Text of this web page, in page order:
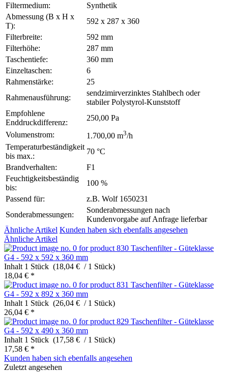
Filtermedium:
Synthetik
Abmessung (B x H x
T):
592 x 287 x 360
Filterbreite:
592 mm
Filterhöhe:
287 mm
Taschentiefe:
360 mm
Einzeltaschen:
6
Rahmenstärke:
25
Rahmenausführung:
sendzimirverzinktes Stahlbech oder
stabiler Polystyrol-Kunststoff
Empfohlene
Enddruckdifferenz:
250,00 Pa
Volumenstrom:
1.700,00 m3/h
Temperaturbeständigkeit
bis max.:
70 °C
Brandverhalten:
F1
Feuchtigkeitsbeständig
bis:
100 %
Passend für:
z.B. Wolf 1650231
Sonderabmessungen:
Sonderabmessungen nach
Kundenvorgabe auf Anfrage lieferbar
Ähnliche Artikel Kunden haben sich ebenfalls angesehen
Ähnliche Artikel
Taschenfilter - Güteklasse
G4 - 592 x 592 x 360 mm
Inhalt 1 Stück (18,04 € / 1 Stück)
18,04 € *
Taschenfilter - Güteklasse
G4 - 592 x 892 x 360 mm
Inhalt 1 Stück (26,04 € / 1 Stück)
26,04 € *
Taschenfilter - Güteklasse
G4 - 592 x 490 x 360 mm
Inhalt 1 Stück (17,58 € / 1 Stück)
17,58 € *
Kunden haben sich ebenfalls angesehen
Zuletzt angesehen